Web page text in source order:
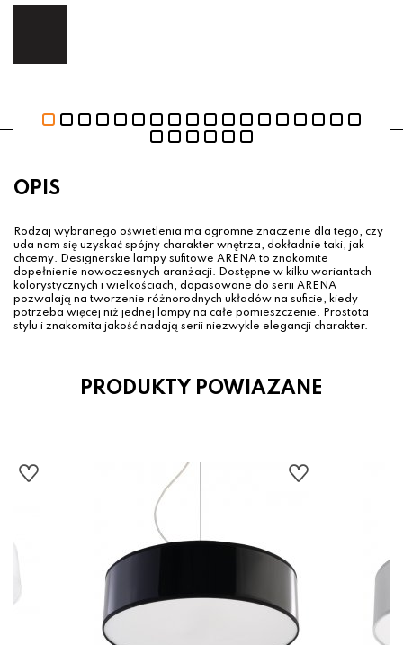
OPIS
Rodzaj wybranego oświetlenia ma ogromne znaczenie dla tego, czy
uda nam się uzyskać spójny charakter wnętrza, dokładnie taki, jak
chcemy. Designerskie lampy sufitowe ARENA to znakomite
dopełnienie nowoczesnych aranżacji. Dostępne w kilku wariantach
kolorystycznych i wielkościach, dopasowane do serii ARENA
pozwalają na tworzenie różnorodnych układów na suficie, kiedy
potrzeba więcej niż jednej lampy na całe pomieszczenie. Prostota
stylu i znakomita jakość nadają serii niezwykle elegancji charakter.
PRODUKTY POWIAZANE